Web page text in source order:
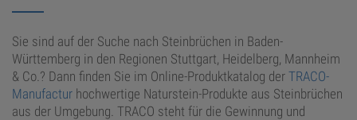
Sie sind auf der Suche nach Steinbrüchen in Baden-
Württemberg in den Regionen Stuttgart, Heidelberg, Mannheim
& Co.? Dann finden Sie im Online-Produktkatalog der TRACO-
Manufactur hochwertige Naturstein-Produkte aus Steinbrüchen
aus der Umgebung. TRACO steht für die Gewinnung und